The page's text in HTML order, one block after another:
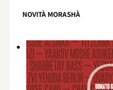
NOVITÀ MORASHÀ